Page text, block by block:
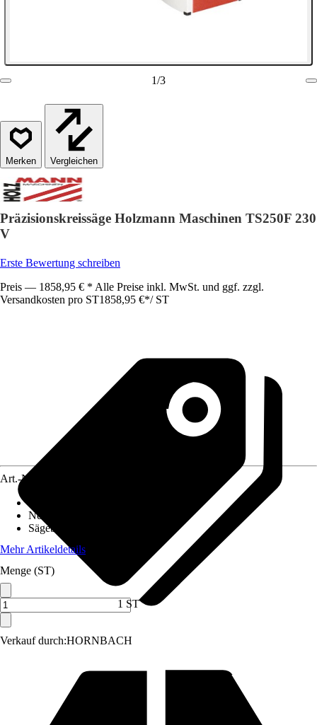
1/3
Vergleichen
Präzisionskreissäge Holzmann Maschinen TS250F 230
V
Erste Bewertung schreiben
Preis — 1858,95 € * Alle Preise inkl. MwSt. und ggf. zzgl.
Versandkosten pro ST1858,95 €*/ ST
Verkauf durch:HORNBACH
Art.-Nr.
Nennaufnahmeleistung
Sägeblatt
Mehr Artikeldetails
Menge (ST)
1 ST